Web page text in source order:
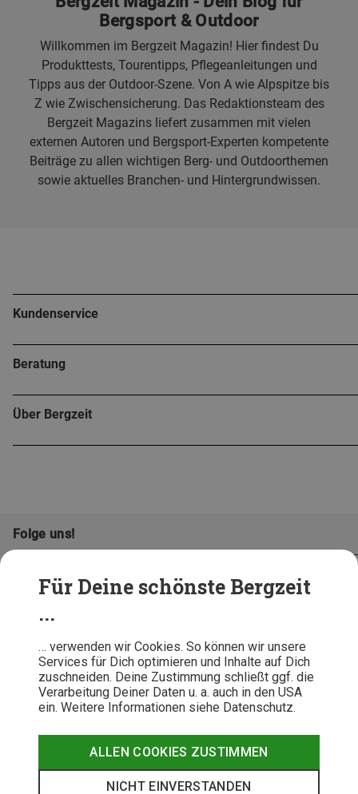
Für Deine schönste Bergzeit
...
… verwenden wir Cookies. So können wir unsere
Services für Dich optimieren und Inhalte auf Dich
zuschneiden. Deine Zustimmung schließt ggf. die
Verarbeitung Deiner Daten u. a. auch in den USA
ein. Weitere Informationen siehe Datenschutz.
ALLEN COOKIES ZUSTIMMEN
NICHT EINVERSTANDEN
Bergsport & Outdoor
Willkommen im Bergzeit Magazin! Hier findest Du
Produkttests, Tourentipps, Pflegeanleitungen und
Tipps aus der Outdoor-Szene. Von A wie Alpspitze bis
Z wie Zwischensicherung. Das Redaktionsteam des
Bergzeit Magazins liefert zusammen mit vielen
externen Autoren und Bergsport-Experten kompetente
Beiträge zu allen wichtigen Berg- und Outdoorthemen
sowie aktuelles Branchen- und Hintergrundwissen.
Kundenservice
Beratung
Über Bergzeit
Folge uns!
© 2026 Bergzeit GmbH © Bergsport, Outdoor & Trekking Shop